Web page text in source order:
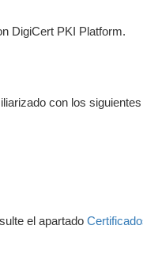
DigiCert PKI Platform.
con los
el apartado